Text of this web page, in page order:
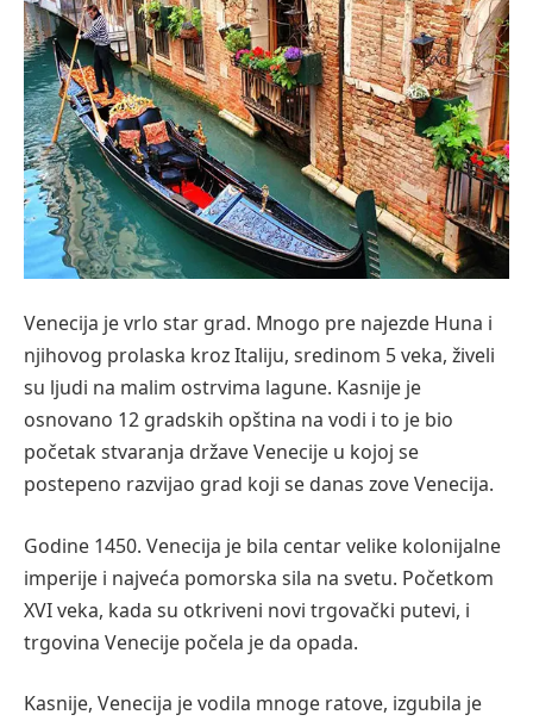
Venecija je vrlo star grad. Mnogo pre najezde Huna i
njihovog prolaska kroz Italiju, sredinom 5 veka, živeli
su ljudi na malim ostrvima lagune. Kasnije je
osnovano 12 gradskih opština na vodi i to je bio
početak stvaranja države Venecije u kojoj se
postepeno razvijao grad koji se danas zove Venecija.
Godine 1450. Venecija je bila centar velike kolonijalne
imperije i najveća pomorska sila na svetu. Početkom
XVI veka, kada su otkriveni novi trgovački putevi, i
trgovina Venecije počela je da opada.
Kasnije, Venecija je vodila mnoge ratove, izgubila je